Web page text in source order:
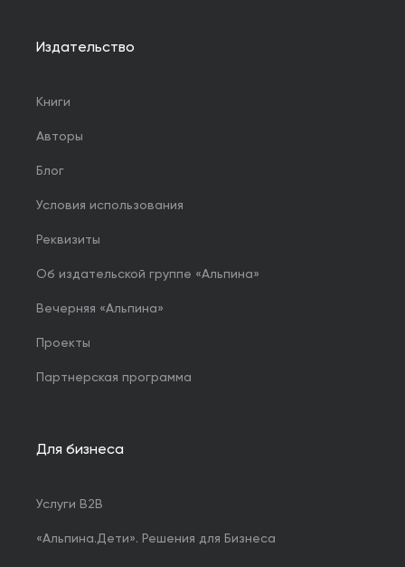
Издательство
Книги
Авторы
Блог
Условия использования
Реквизиты
Об издательской группе «Альпина»
Вечерняя «Альпина»
Проекты
Партнерская программа
Для бизнеса
Услуги B2B
«Альпина.Дети». Решения для Бизнеса